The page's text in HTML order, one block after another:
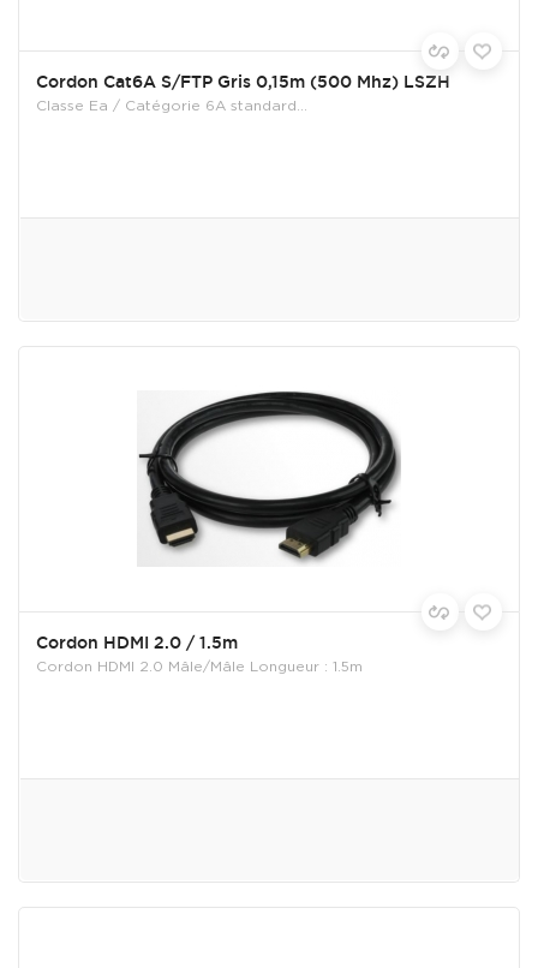
Cordon Cat6A S/FTP Gris 0,15m (500 Mhz) LSZH
Classe Ea / Catégorie 6A standard...
Cordon HDMI 2.0 / 1.5m
Cordon HDMI 2.0 Mâle/Mâle Longueur : 1.5m